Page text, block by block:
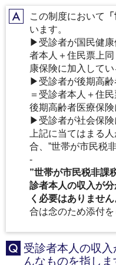
Aこの制度において
います。
▶受診者が国民健康
者本人＋住民票上
康保険に加入して
▶受診者が後期高齢
＝受診者本人＋住
後期高齢者医療保
▶受診者が社会保
上記に当てはまる
合、”世帯が市民税
‐
”世帯が市民税非課
診者本人の収入が
く必要はありません
合は念のため添付を
Q
受診者本人の収
んなものを指しま